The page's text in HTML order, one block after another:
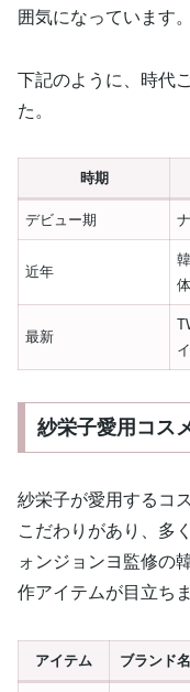
囲気になっています。
下記のように、時代
た。
時期
デビュー期
近年
最新
紗栄子愛用コス
紗栄子が愛用するコ
こだわりがあり、多
ォンジョンヨ監修の
作アイテムが目立ちま
アイテム ブランド名